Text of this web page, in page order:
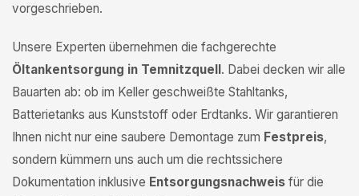
vorgeschrieben.
Unsere Experten übernehmen die fachgerechte
Öltankentsorgung in Temnitzquell. Dabei decken wir alle
Bauarten ab: ob im Keller geschweißte Stahltanks,
Batterietanks aus Kunststoff oder Erdtanks. Wir garantieren
Ihnen nicht nur eine saubere Demontage zum Festpreis,
sondern kümmern uns auch um die rechtssichere
Dokumentation inklusive Entsorgungsnachweis für die